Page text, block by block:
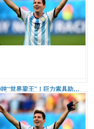
2800吨“世界梁王”！巨力索具助力杭州湾跨海铁路大桥首孔8